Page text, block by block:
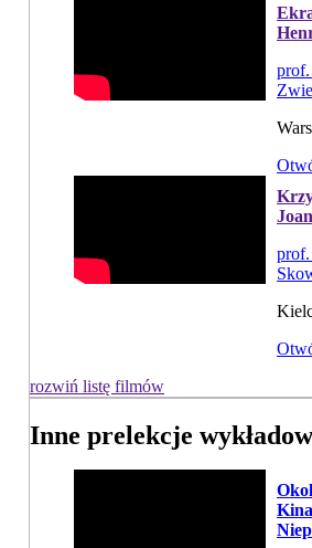
prof.
rozwiń listę filmów
Inne prelekcje